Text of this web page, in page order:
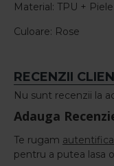
Material: TPU +
Culoare: Rose
RECENZII
Nu sunt recenzii la
Adauga
Te rugam
pentru a putea lasa